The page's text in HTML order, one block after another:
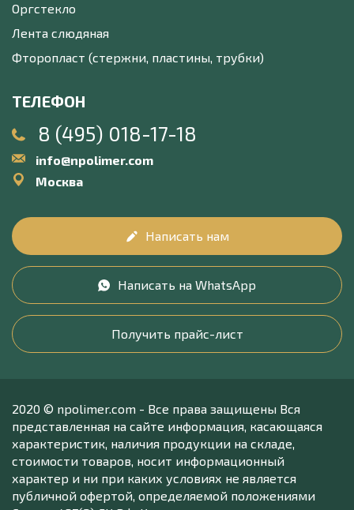
Оргстекло
Лента слюдяная
Фторопласт (стержни, пластины, трубки)
ТЕЛЕФОН
8 (495) 018-17-18
info@npolimer.com
Москва
Написать нам
Написать на WhatsApp
Получить прайс-лист
2020 © npolimer.com - Все права защищены Вся
представленная на сайте информация, касающаяся
характеристик, наличия продукции на складе,
стоимости товаров, носит информационный
характер и ни при каких условиях не является
публичной офертой, определяемой положениями